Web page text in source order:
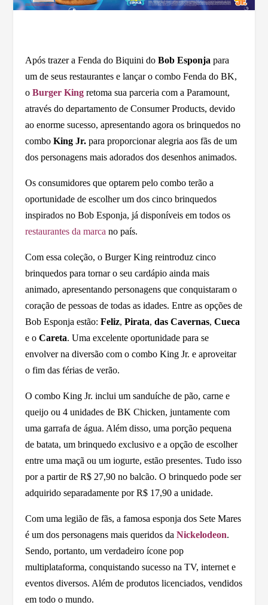
Após trazer a Fenda do Biquini doBob Esponja para
um de seus restaurantes e lançar o combo Fenda do BK,
oBurger King retoma sua parceria com a Paramount,
através do departamento de Consumer Products, devido
ao enorme sucesso, apresentando agora os brinquedos no
comboKing Jr. para proporcionar alegria aos fãs de um
dos personagens mais adorados dos desenhos animados.
Os consumidores que optarem pelo combo terão a
oportunidade de escolher um dos cinco brinquedos
inspirados no Bob Esponja, já disponíveis em todos os
restaurantes da marca no país.
Com essa coleção, o Burger King reintroduz cinco
brinquedos para tornar o seu cardápio ainda mais
animado, apresentando personagens que conquistaram o
coração de pessoas de todas as idades. Entre as opções de
Bob Esponja estão:Feliz,Pirata,das Cavernas,Cueca
e oCareta. Uma excelente oportunidade para se
envolver na diversão com o combo King Jr. e aproveitar
o fim das férias de verão.
O combo King Jr. inclui um sanduíche de pão, carne e
queijo ou 4 unidades de BK Chicken, juntamente com
uma garrafa de água. Além disso, uma porção pequena
de batata, um brinquedo exclusivo e a opção de escolher
entre uma maçã ou um iogurte, estão presentes. Tudo isso
por a partir de R$ 27,90 no balcão. O brinquedo pode ser
adquirido separadamente por R$ 17,90 a unidade.
Com uma legião de fãs, a famosa esponja dos Sete Mares
é um dos personagens mais queridos daNickelodeon.
Sendo, portanto, um verdadeiro ícone pop
multiplataforma, conquistando sucesso na TV, internet e
eventos diversos. Além de produtos licenciados, vendidos
em todo o mundo.